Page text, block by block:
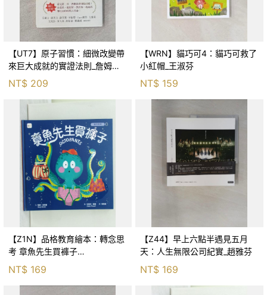
【UT7】原子習慣：細微改變帶
來巨大成就的實證法則_詹姆斯‧
克利爾, 蔡世偉
NT$ 209
【WRN】貓巧可4：貓巧可救了
小紅帽_王淑芬
NT$ 159
【Z1N】品格教育繪本：轉念思
考 章魚先生買褲子
(Octopants)_蘇西‧西尼爾, 黃筱
茵
NT$ 169
【Z44】早上六點半遇見五月
天：人生無限公司紀實_趙雅芬
NT$ 169